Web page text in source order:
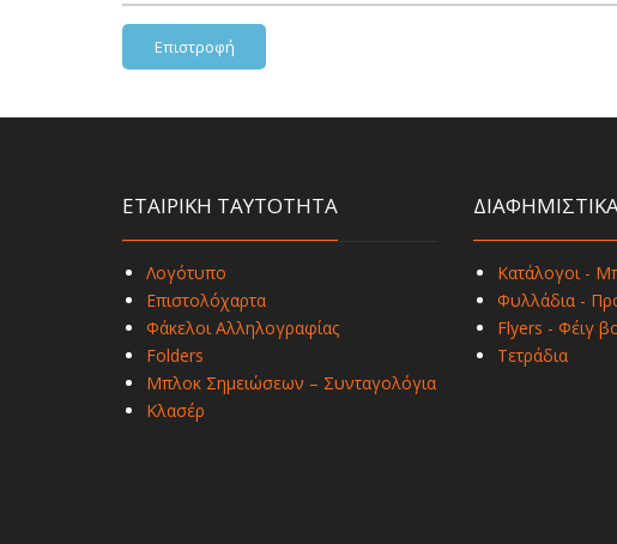
Επιστροφή
ΕΤΑΙΡΙΚΗ ΤΑΥΤΟΤΗΤΑ
Λογότυπο
Επιστολόχαρτα
Φάκελοι Αλληλογραφίας
Folders
Μπλοκ Σημειώσεων – Συνταγολόγια
Κλασέρ
Κατάλογοι -
Φυλλάδια -
Flyers - Φέιγ
Τετράδια